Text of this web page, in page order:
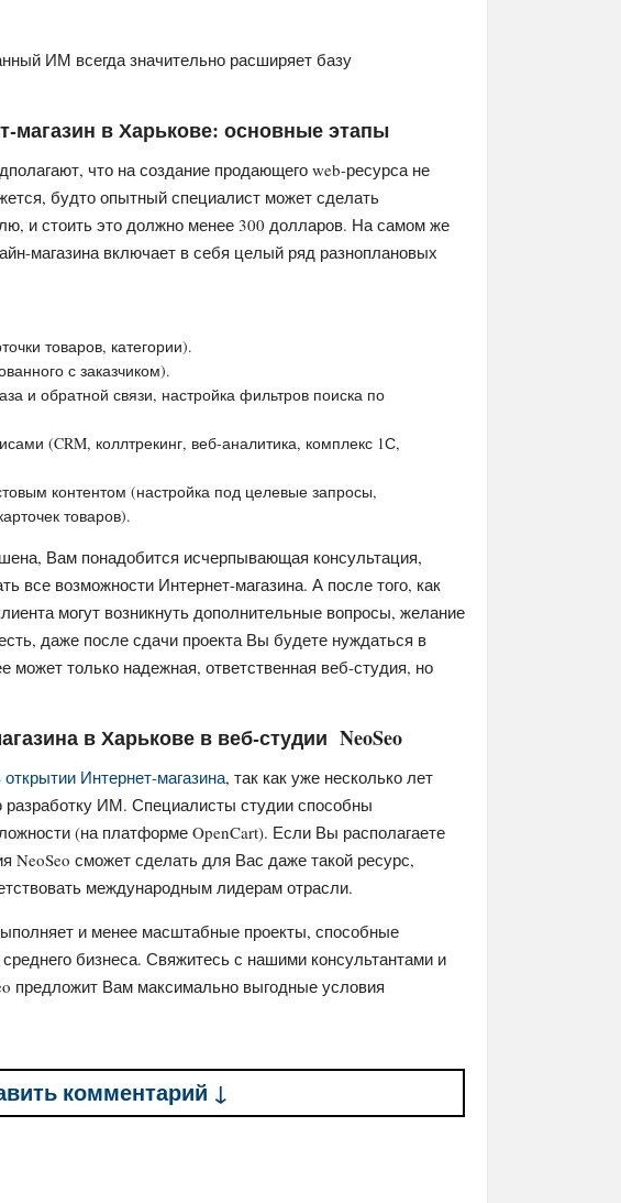
ИМ всегда значительно расширяет базу
магазин в Харькове: основные этапы
что на создание продающего web-ресурса не
будто опытный специалист может сделать
и стоить это должно менее 300 долларов. На самом же
магазина включает в себя целый ряд разноплановых
товаров, категории).
с заказчиком).
и обратной связи, настройка фильтров поиска по
(CRM, коллтрекинг, веб-аналитика, комплекс 1С,
контентом (настройка под целевые запросы,
товаров).
Вам понадобится исчерпывающая консультация,
все возможности Интернет-магазина. А после того, как
могут возникнуть дополнительные вопросы, желание
даже после сдачи проекта Вы будете нуждаться в
может только надежная, ответственная веб-студия, но
в Харькове в веб-студии NeoSeo
Интернет-магазина, так как уже несколько лет
ИМ. Специалисты студии способны
(на платформе OpenCart). Если Вы располагаете
сможет сделать для Вас даже такой ресурс,
международным лидерам отрасли.
и менее масштабные проекты, способные
бизнеса. Свяжитесь с нашими консультантами и
предложит Вам максимально выгодные условия
комментарий ↓